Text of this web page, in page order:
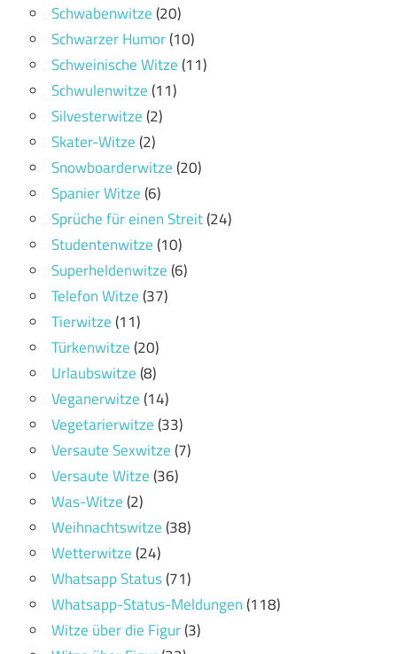
Schwabenwitze(20)
Schwarzer Humor(10)
Schweinische Witze(11)
Schwulenwitze(11)
Silvesterwitze(2)
Skater-Witze(2)
Snowboarderwitze(20)
Spanier Witze(6)
Sprüche für einen Streit(24)
Studentenwitze(10)
Superheldenwitze(6)
Telefon Witze(37)
Tierwitze(11)
Türkenwitze(20)
Urlaubswitze(8)
Veganerwitze(14)
Vegetarierwitze(33)
Versaute Sexwitze(7)
Versaute Witze(36)
Was-Witze(2)
Weihnachtswitze(38)
Wetterwitze(24)
Whatsapp Status(71)
Whatsapp-Status-Meldungen(118)
Witze über die Figur(3)